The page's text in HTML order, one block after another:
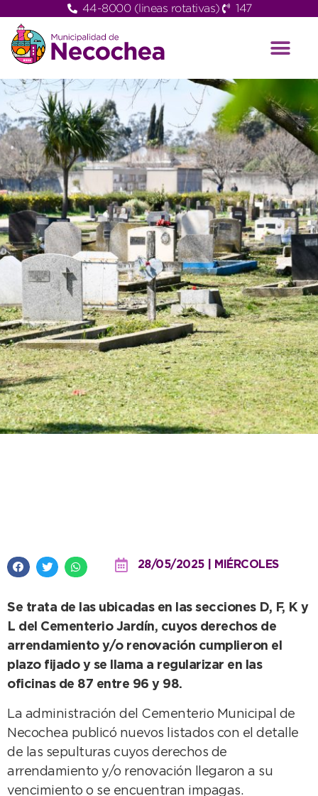
44-8000 (lineas rotativas) 147
28/05/2025 | MIÉRCOLES
Se trata de las ubicadas en las secciones D, F, K y
L del Cementerio Jardín, cuyos derechos de
arrendamiento y/o renovación cumplieron el
plazo fijado y se llama a regularizar en las
oficinas de 87 entre 96 y 98.
La administración del Cementerio Municipal de
Necochea publicó nuevos listados con el detalle
de las sepulturas cuyos derechos de
arrendamiento y/o renovación llegaron a su
vencimiento o se encuentran impagas.